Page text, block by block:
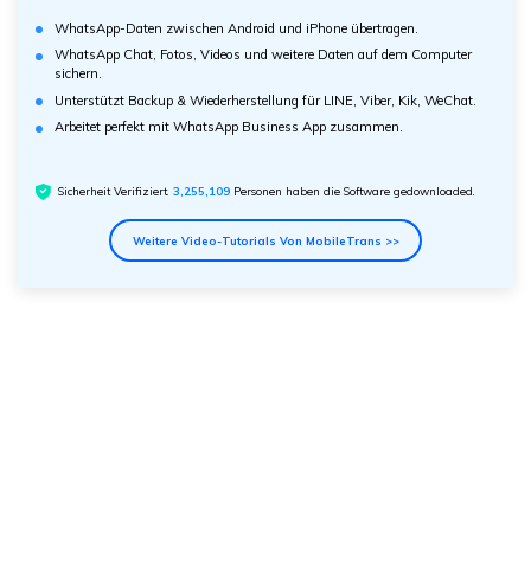
WhatsApp-Daten zwischen Android und iPhone übertragen.
WhatsApp Chat, Fotos, Videos und weitere Daten auf dem Computer
sichern.
Unterstützt Backup & Wiederherstellung für LINE, Viber, Kik, WeChat.
Arbeitet perfekt mit WhatsApp Business App zusammen.
Sicherheit Verifiziert.3,255,109 Personen haben die Software gedownloaded.
Weitere Video-Tutorials Von MobileTrans >>